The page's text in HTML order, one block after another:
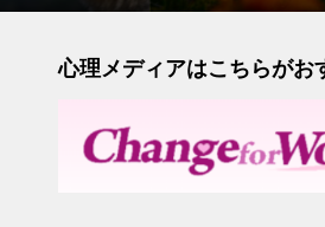
も紹介
心理メディアはこちらがお